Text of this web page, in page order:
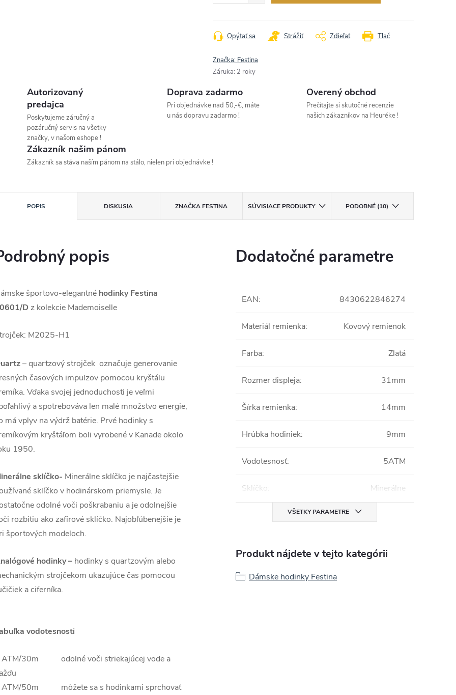
Tlač
Opýtať sa Strážiť Zdieľať
Značka: Festina
Záruka: 2 roky
Autorizovaný
predajca
Poskytujeme záručný a
pozáručný servis na všetky
značky, v našom eshope !
Doprava zadarmo
Pri objednávke nad 50,-€, máte
u nás dopravu zadarmo !
Overený obchod
Prečítajte si skutočné recenzie
našich zákazníkov na Heuréke !
Zákazník našim pánom
Zákazník sa stáva naším pánom na stálo, nielen pri objednávke !
POPIS DISKUSIA ZNAČKAFESTINA SÚVISIACE PRODUKTY PODOBNÉ (10)
popis
športovo-elegantné hodinky Festina
Dz kolekcie Mademoiselle
M2025-H1
– quartzový strojček označuje generovanie
časových impulzov pomocou kryštálu
Vďaka svojej jednoduchosti je veľmi
a spotrebováva len malé množstvo energie,
má vplyv na výdrž batérie. Prvé hodinky s
kryštáľom boli vyrobené v Kanade okolo
1950.
sklíčko- Minerálne sklíčko je najčastejšie
sklíčko v hodinárskom priemysle. Je
odolné voči poškrabaniu a je odolnejšie
rozbitiu ako zafírové sklíčko. Najobľúbenejšie je
športových modeloch.
hodinky – hodinky s quartzovým alebo
strojčekom ukazujúce čas pomocou
a ciferníka.
vodotesnosti
ATM/30m odolné voči striekajúcej vode a
ATM/50m môžete sa s hodinkami sprchovať
Dodatočné parametre
EAN: 8430622846274
Materiál remienka: Kovový remienok
Farba: Zlatá
Rozmer displeja: 31mm
Šírka remienka: 14mm
Hrúbka hodiniek: 9mm
Vodotesnosť: 5ATM
Sklíčko: Minerálne
VŠETKY PARAMETRE
Produkt nájdete v tejto kategórii
Dámske hodinky Festina